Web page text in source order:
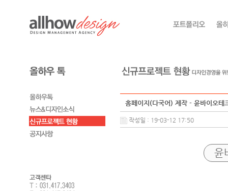
홈페이지(다국어) 제작 - 윤바이오테
작성일 : 19-03-12 17:50
윤